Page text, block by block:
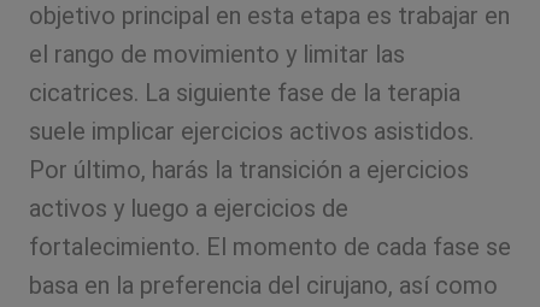
objetivo principal en esta etapa es trabajar en
el rango de movimiento y limitar las
cicatrices. La siguiente fase de la terapia
suele implicar ejercicios activos asistidos.
Por último, harás la transición a ejercicios
activos y luego a ejercicios de
fortalecimiento. El momento de cada fase se
basa en la preferencia del cirujano, así como